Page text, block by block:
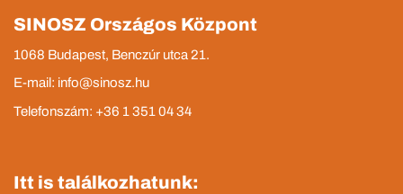
SINOSZ Országos Központ
1068 Budapest, Benczúr utca 21.
E-mail: info@sinosz.hu
Telefonszám: +36 1 351 04 34
Itt is találkozhatunk: